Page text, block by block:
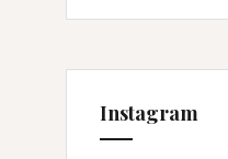
Instagram